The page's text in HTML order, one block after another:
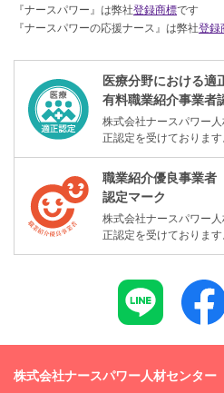
『ナースパワー』は弊社登録商標です
『ナースパワーの応援ナース』は弊社登録
医療分野における適
有料職業紹介事業者
株式会社ナースパワー
正認定を受けております
職業紹介優良事業者
認定マーク
株式会社ナースパワー
正認定を受けております
株式会社ナースパワー人材センター